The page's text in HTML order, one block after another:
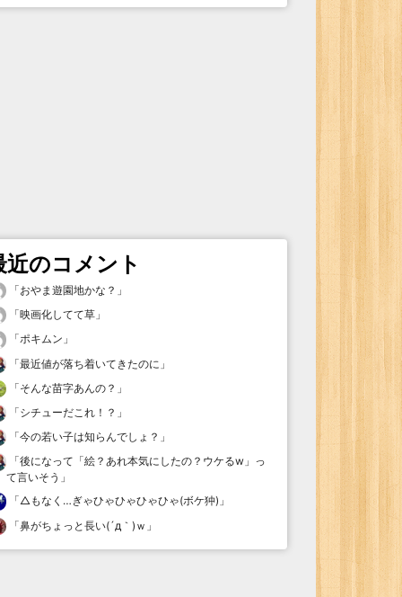
近のコメント
「おやま遊園地かな？ 」
「映画化してて草 」
「ポキムン 」
「最近値が落ち着いてきたのに 」
「そんな苗字あんの？ 」
「シチューだこれ！？ 」
「今の若い子は知らんでしょ？ 」
「後になって「絵？あれ本気にしたの？ウケるw」っ
て言いそう 」
「△もなく…ぎゃひゃひゃひゃひゃ(ボケ狆) 」
「鼻がちょっと長い(´д｀)ｗ 」